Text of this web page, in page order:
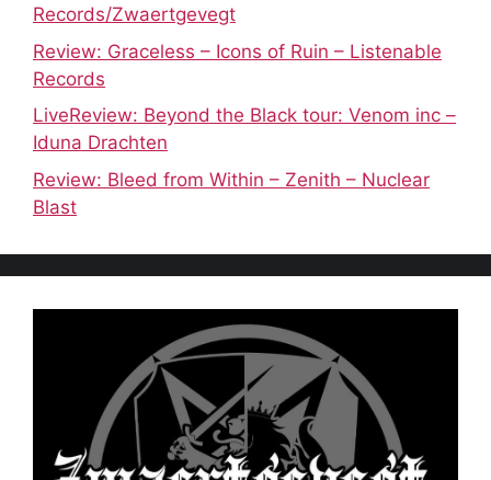
Records/Zwaertgevegt
Review: Graceless – Icons of Ruin – Listenable
Records
LiveReview: Beyond the Black tour: Venom inc –
Iduna Drachten
Review: Bleed from Within – Zenith – Nuclear
Blast